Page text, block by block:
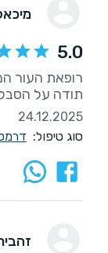
5.0
רופאת העור
תודה על
24.12.2025
סוג טיפול: